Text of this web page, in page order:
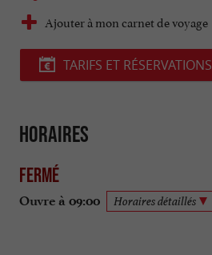
Ajouter à mon carnet de voyage
TARIFS ET RÉSERVATIONS
Horaires
Fermé
Ouvre à 09:00 Horaires détaillés